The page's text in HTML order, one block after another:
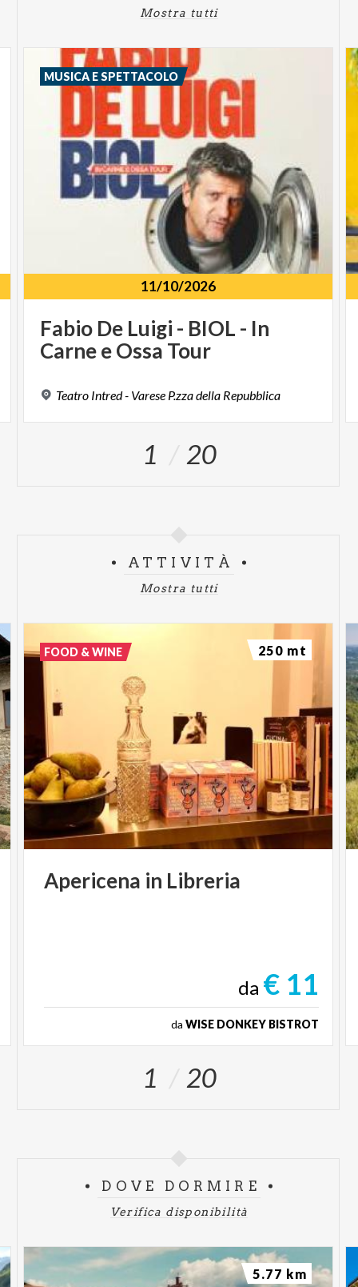
Mostra tutti
11/10/2026
Fabio De Luigi - BIOL - In
CarneeOssa Tour
Teatro Intred- Varese P.zzadella Repubblica
MUSICA E SPETTACOLO
1 20
ATTIVITÀ
Mostra tutti
Apericena in Libreria
da € 11
da WISE DONKEY BISTROT
FOOD & WINE 250 mt
1 20
DOVE DORMIRE
Verifica disponibilità
5.77 km